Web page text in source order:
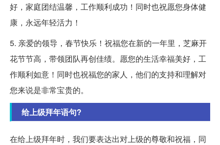
好，家庭团结温馨，工作顺利成功！同时也祝愿您身体健
康，永远年轻活力！
5. 亲爱的领导，春节快乐！祝福您在新的一年里，芝麻开
花节节高，带领团队再创佳绩。愿您的生活幸福美好，工
作顺利如意！同时也祝福您的家人，他们的支持和理解对
您来说是非常宝贵的。
给上级拜年语句?
在给上级拜年时，我们要表达出对上级的尊敬和祝福，同